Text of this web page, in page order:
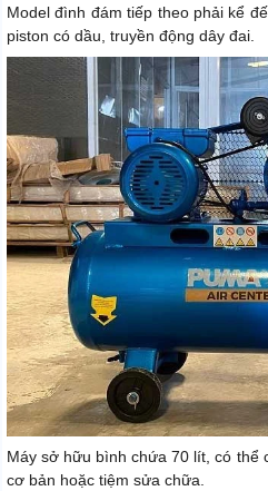
Model đình đám tiếp theo phải kể
piston có dầu, truyền động dây đai.
Máy sở hữu bình chứa 70 lít, có thể
cơ bản hoặc tiệm sửa chữa.